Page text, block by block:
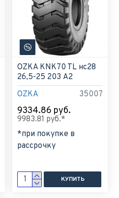
OZKA 35007
OZKA KNK70 TL нс28
26,5-25 203 A2
9334.86 руб.
9983.81 руб.*
*при покупке в
рассрочку
КУПИТЬ